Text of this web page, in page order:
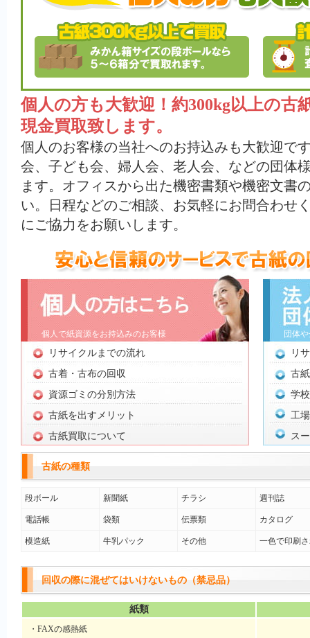
個人の方も大歓迎！約300kg以上の古
現金買取致します。
個人のお客様の当社へのお持込みも大歓迎で
会、子ども会、婦人会、老人会、などの団体
ます。オフィスから出た機密書類や機密文書
い。日程などのご相談、お気軽にお問合わせ
にご協力をお願いします。
個人で紙資源をお持込みのお客様
リサイクルまでの流れ
古着・古布の回収
資源ゴミの分別方法
古紙を出すメリット
古紙買取について
団体
リ
古
学
工
ス
古紙の種類
段ボール 新聞紙 チラシ 週刊誌
電話帳 袋類 伝票類 カタログ
模造紙 牛乳パック その他 一色で印刷
回収の際に混ぜてはいけないもの（禁忌品）
紙類
・FAXの感熱紙